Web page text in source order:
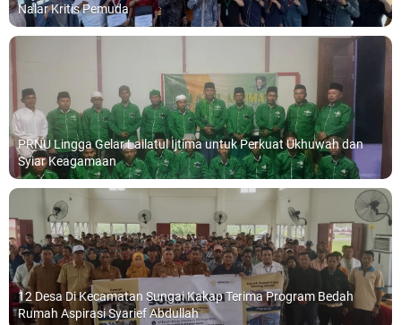
Nalar Kritis Pemuda
PRNU Lingga Gelar Lailatul Ijtima untuk Perkuat Ukhuwah dan
Syiar Keagamaan
12 Desa Di Kecamatan Sungai Kakap Terima Program Bedah
Rumah Aspirasi Syarief Abdullah